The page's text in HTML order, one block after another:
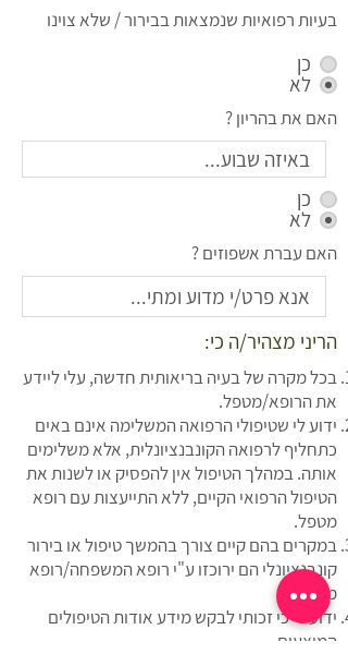
בעיות רפואיות שנמצאות בבירור / שלא צוינו
כן
לא
האם את בהריון ?
כן
לא
האם עברת אשפוזים ?
הריני מצהיר/ה כי:
בכל מקרה של בעיה בריאותית חדשה, עלי ליידע
את הרופא/מטפל.
ידוע לי שטיפולי הרפואה המשלימה אינם באים
כתחליף לרפואה הקונבנציונלית, אלא משלימים
אותה. במהלך הטיפול אין להפסיק או לשנות את
הטיפול הרפואי הקיים, ללא התייעצות עם רופא
מטפל.
במקרים בהם קיים צורך בהמשך טיפול או בירור
קונבנציונלי הם ירוכזו ע"י רופא המשפחה/רופא
מטפל.
ידוע לי כי זכותי לבקש מידע אודות הטיפולים
המוצעים.